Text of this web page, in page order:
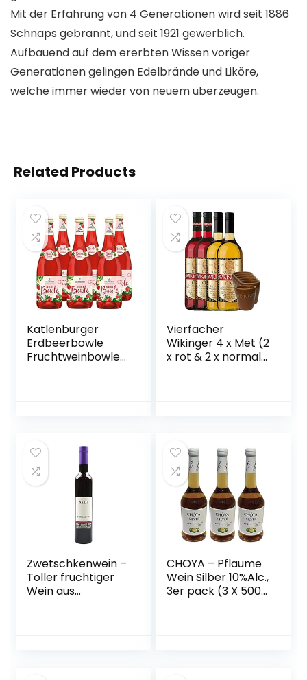
Mit der Erfahrung von 4 Generationen wird seit 1886
Schnaps gebrannt, und seit 1921 gewerblich.
Aufbauend auf dem ererbten Wissen voriger
Generationen gelingen Edelbrände und Liköre,
welche immer wieder von neuem überzeugen.
Related Products
Katlenburger
Erdbeerbowle
Fruchtweinbowle
Vierfacher
Wikinger 4 x Met (2
x rot & 2 x normal)
Zwetschkenwein –
Toller fruchtiger
Wein aus
CHOYA – Pflaume
Wein Silber 10%Alc.,
3er pack (3 X 500